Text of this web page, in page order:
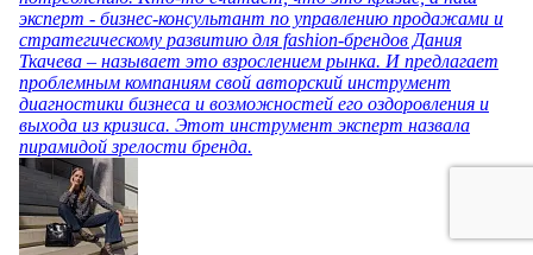
эксперт - бизнес-консультант по управлению продажами и
стратегическому развитию для fashion-брендов Дания
Ткачева – называет это взрослением рынка. И предлагает
проблемным компаниям свой авторский инструмент
диагностики бизнеса и возможностей его оздоровления и
выхода из кризиса. Этот инструмент эксперт назвала
пирамидой зрелости бренда.